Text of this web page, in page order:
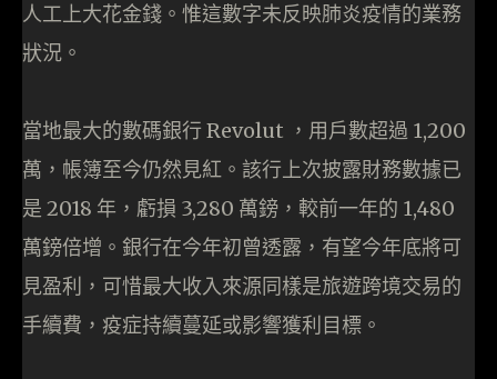
人工上大花金錢。惟這數字未反映肺炎疫情的業務
狀況。
當地最大的數碼銀行 Revolut ，用戶數超過 1,200
萬，帳簿至今仍然見紅。該行上次披露財務數據已
是 2018 年，虧損 3,280 萬鎊，較前一年的 1,480
萬鎊倍增。銀行在今年初曾透露，有望今年底將可
見盈利，可惜最大收入來源同樣是旅遊跨境交易的
手續費，疫症持續蔓延或影響獲利目標。